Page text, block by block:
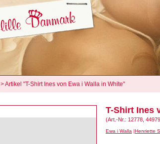
> Artikel "T-Shirt Ines von Ewa i Walla in White"
T-Shirt Ines
(Art.-Nr.: 12778,
Ewa i Walla Henriette